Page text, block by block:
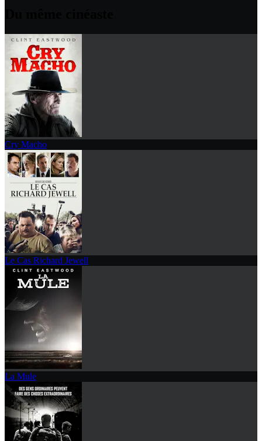
Cry Macho
Le Cas Richard Jewell
La Mule